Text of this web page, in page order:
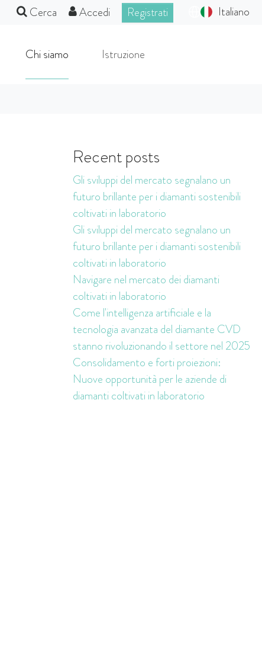
Cerca Accedi Registrati Italiano
Chi siamo Istruzione
Recent posts
Gli sviluppi del mercato segnalano un
futuro brillante per i diamanti sostenibili
coltivati in laboratorio
Gli sviluppi del mercato segnalano un
futuro brillante per i diamanti sostenibili
coltivati in laboratorio
Navigare nel mercato dei diamanti
coltivati in laboratorio
Come l'intelligenza artificiale e la
tecnologia avanzata del diamante CVD
stanno rivoluzionando il settore nel 2025
Consolidamento e forti proiezioni:
Nuove opportunità per le aziende di
diamanti coltivati in laboratorio